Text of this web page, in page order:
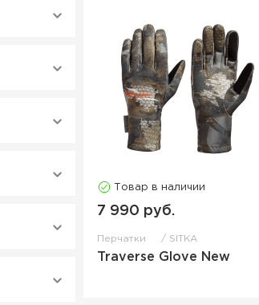
Товар в наличии
7 990 руб.
Перчатки SITKA
Traverse Glove New